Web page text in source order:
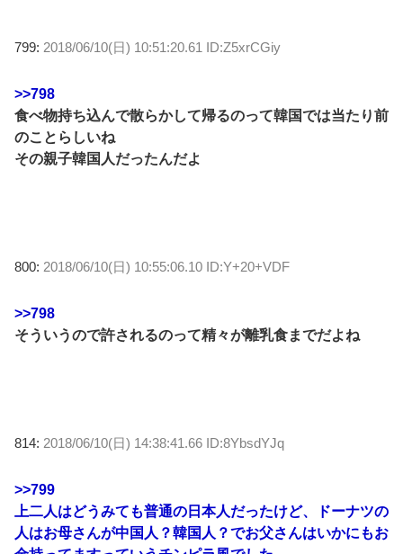
799: 2018/06/10(日) 10:51:20.61 ID:Z5xrCGiy
>>798
食べ物持ち込んで散らかして帰るのって韓国では当たり前
のことらしいね
その親子韓国人だったんだよ
800: 2018/06/10(日) 10:55:06.10 ID:Y+20+VDF
>>798
そういうので許されるのって精々が離乳食までだよね
814: 2018/06/10(日) 14:38:41.66 ID:8YbsdYJq
>>799
上二人はどうみても普通の日本人だったけど、ドーナツの
人はお母さんが中国人？韓国人？でお父さんはいかにもお